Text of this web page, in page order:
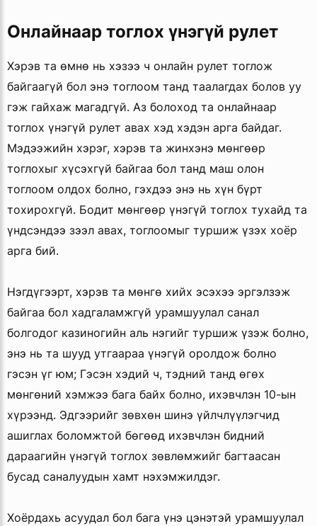
Онлайнаар тоглох үнэгүй рулет
Хэрэв та өмнө нь хэзээ ч онлайн рулет тоглож
байгаагүй бол энэ тоглоом танд таалагдах болов уу
гэж гайхаж магадгүй. Аз болоход та онлайнаар
тоглох үнэгүй рулет авах хэд хэдэн арга байдаг.
Мэдээжийн хэрэг, хэрэв та жинхэнэ мөнгөөр
тоглохыг хүсэхгүй байгаа бол танд маш олон
тоглоом олдох болно, гэхдээ энэ нь хүн бүрт
тохирохгүй. Бодит мөнгөөр үнэгүй тоглох тухайд та
үндсэндээ зээл авах, тоглоомыг туршиж үзэх хоёр
арга бий.
Нэгдүгээрт, хэрэв та мөнгө хийх эсэхээ эргэлзэж
байгаа бол хадгаламжгүй урамшуулал санал
болгодог казиногийн аль нэгийг туршиж үзэж болно,
энэ нь та шууд утгаараа үнэгүй оролдож болно
гэсэн үг юм; Гэсэн хэдий ч, тэдний танд өгөх
мөнгөний хэмжээ бага байх болно, ихэвчлэн 10-ын
хүрээнд. Эдгээрийг зөвхөн шинэ үйлчлүүлэгчид
ашиглах боломжтой бөгөөд ихэвчлэн бидний
дараагийн үнэгүй тоглох зөвлөмжийг багтаасан
бусад саналуудын хамт нэхэмжилдэг.
Хоёрдахь асуудал бол бага үнэ цэнэтэй урамшуулал